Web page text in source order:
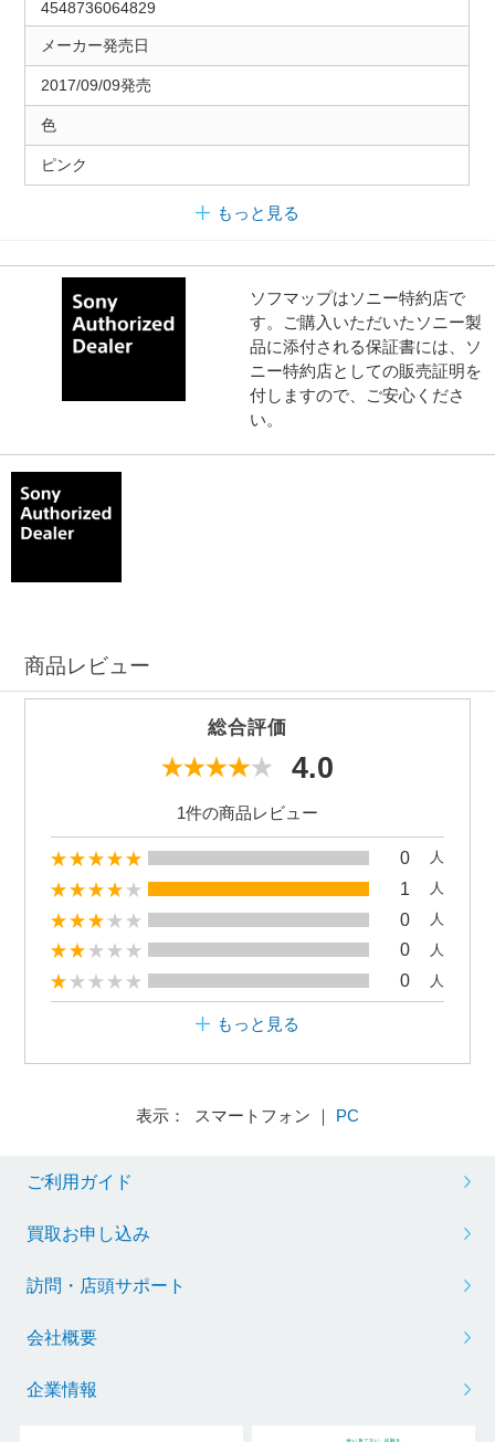
4548736064829
メーカー発売日
2017/09/09発売
色
ピンク
もっと見る
ソフマップはソニー特約店で
す。ご購入いただいたソニー製
品に添付される保証書には、ソ
ニー特約店としての販売証明を
付しますので、ご安心くださ
い。
商品レビュー
総合評価
4.0
1件の商品レビュー
0 人
1 人
0 人
0 人
0 人
もっと見る
表示： スマートフォン ｜ PC
ご利用ガイド
買取お申し込み
訪問・店頭サポート
会社概要
企業情報